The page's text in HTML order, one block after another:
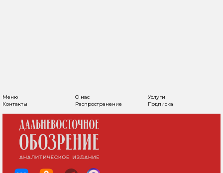
ПОЛИТИКОВ
ХАБАРОВСКОГО КРАЯ
15 февраля 2024, 15:16
Политика и власть